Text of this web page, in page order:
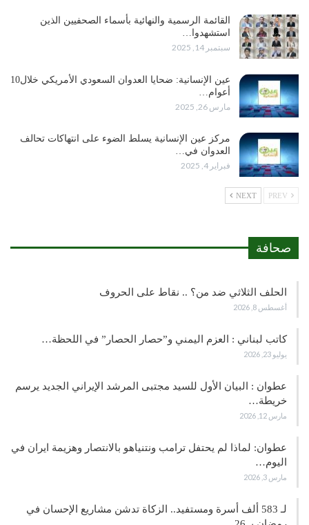
القائمة الرسمية والنهائية بأسماء الصحفيين الذين
استشهدوا…
سبتمبر 14, 2025
عين الإنسانية: ضحايا العدوان السعودي الأمريكي خلال10
أعوام…
مارس 26, 2025
مركز عين الإنسانية يسلط الضوء على انتهاكات تحالف
العدوان في…
فبراير 4, 2025
NEXT
صحافة
الحلف الثلاثي ضد من؟ .. نقاط على الحروف
أغسطس 8, 2026
كاتب لبناني : العزم اليمني و”حصار الحصار” في اللحظة…
يوليو 23, 2026
عطوان : البيان الأول للسيد مجتبى المرشد الإيراني الجديد يرسم
خريطة…
مارس 12, 2026
عطوان: لماذا لم يحتفل ترامب ونتنياهو بالانتصار وهزيمة ايران في
اليوم…
مارس 3, 2026
لـ 583 ألف أسرة ومستفيد.. الزكاة تدشن مشاريع الإحسان في